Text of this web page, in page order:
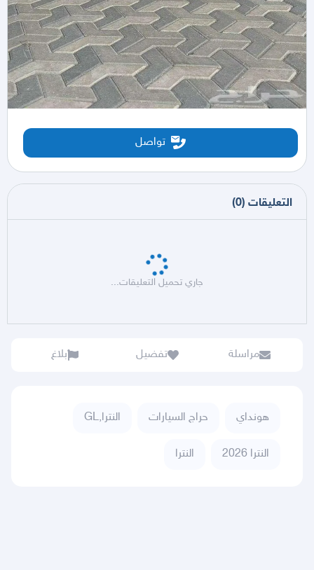
تواصل
التعليقات (
0
)
جاري تحميل التعليقات...
مراسلة تفضيل بلاغ
هونداي حراج السيارات النترا,GL
النترا 2026 النترا